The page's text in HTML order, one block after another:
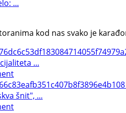
...
kod nas svako je
...
šnit", ...